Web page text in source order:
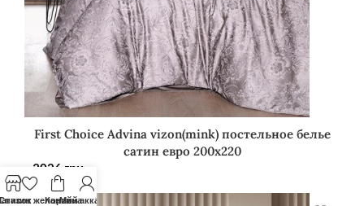
First Choice Advina vizon(mink) постельное белье
сатин евро 200х220
3026 грн.
желаний
Корзина
Мой аккаунт